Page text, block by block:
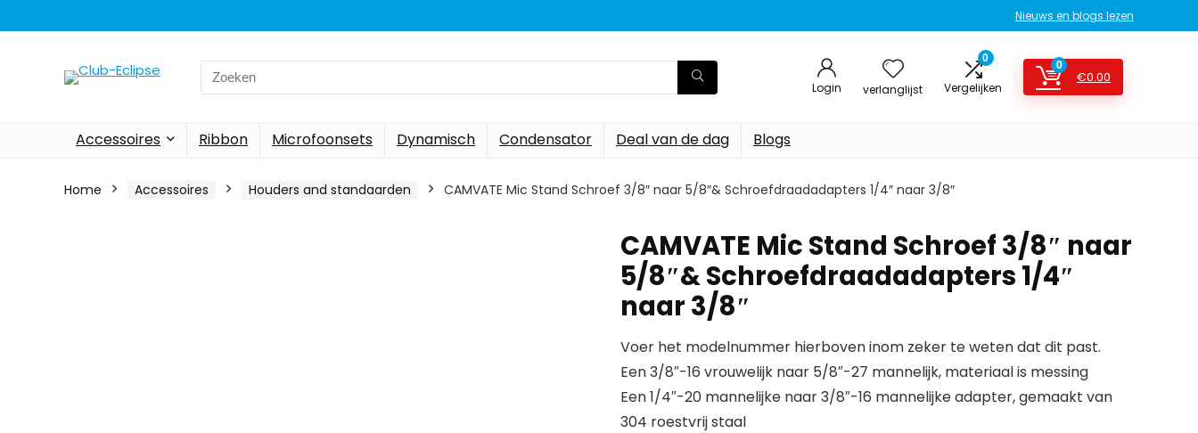
Nieuws en blogs lezen
Search
for:
Login verlanglijst
0
Vergelijken
0
€0.00
Accessoires Ribbon Microfoonsets Dynamisch Condensator Deal van de dag Blogs
Home Accessoires Houders and standaarden CAMVATE Mic Stand Schroef 3/8″ naar 5/8″& Schroefdraadadapters 1/4″ naar 3/8″
CAMVATE Mic Stand Schroef 3/8″ naar
5/8″& Schroefdraadadapters 1/4″
naar 3/8″
Voer het modelnummer hierboven inom zeker te weten dat dit past.
Een 3/8″-16 vrouwelijk naar 5/8″-27 mannelijk, materiaal is messing
Een 1/4″-20 mannelijke naar 3/8″-16 mannelijke adapter, gemaakt van
304 roestvrij staal